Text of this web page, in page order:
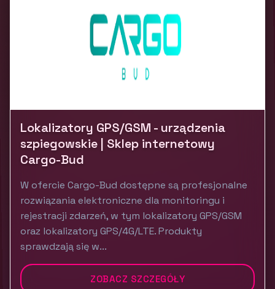
Lokalizatory GPS/GSM - urządzenia
szpiegowskie | Sklep internetowy
Cargo-Bud
W ofercie Cargo-Bud dostępne są profesjonalne
rozwiązania elektroniczne dla monitoringu i
rejestracji zdarzeń, w tym lokalizatory GPS/GSM
oraz lokalizatory GPS/4G/LTE. Produkty
sprawdzają się w...
ZOBACZ SZCZEGÓŁY